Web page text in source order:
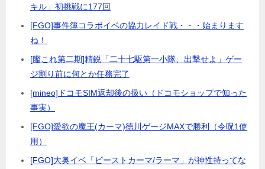
キル」初挑戦に177回
[FGO]事件簿コラボイベの協力レイド戦・・・始まります
ね！
[艦これ第二期]精鋭「二十七駆第一小隊、出撃せよ」ゲー
ジ割り前に何とか任務完了
[mineo]ドコモSIM返却後の扱い（ドコモショップで知った
事実）
[FGO]愛欲の魔王(カーマ)徳川ゲージMAXで勝利（令呪1使
用）
[FGO]大奥イベ「ビーストカーマ/ラーマ」が神性持ってな